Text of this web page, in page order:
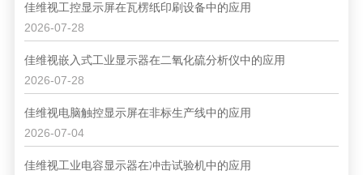
佳维视工控显示屏在瓦楞纸印刷设备中的应用
2026-07-28
佳维视嵌入式工业显示器在二氧化硫分析仪中的应用
2026-07-28
佳维视电脑触控显示屏在非标生产线中的应用
2026-07-04
佳维视工业电容显示器在冲击试验机中的应用